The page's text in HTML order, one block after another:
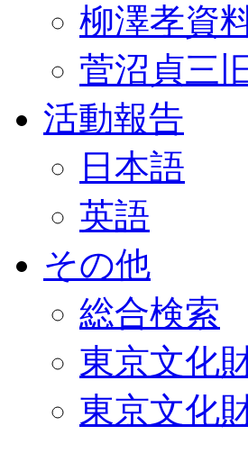
柳澤孝資
菅沼貞三
活動報告
日本語
英語
その他
総合検索
東京文化
東京文化